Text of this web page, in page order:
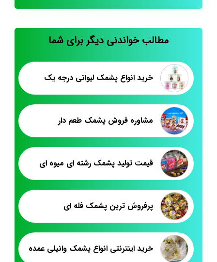
مطالب خواندنی دیگر برای شما
خرید انواع پشمک لیوانی درجه یک
مشاوره فروش پشمک طعم دار
قیمت تولید پشمک رشته ای میوه ای
پرفروش ترین پشمک فله ای
خرید اینترنتی انواع پشمک وانیلی عمده